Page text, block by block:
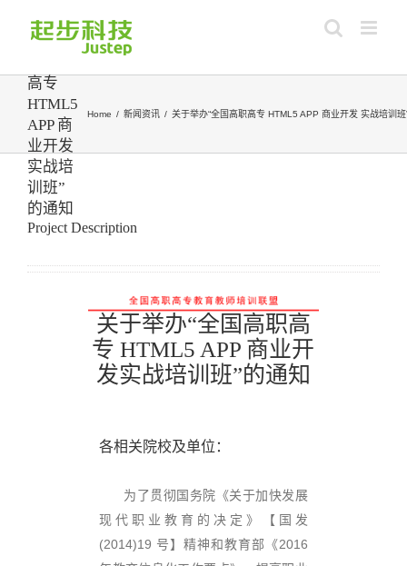
关于举
办“全
高专
HTML5
APP 商
业开发
实战培
训班”
的通知
Home / 新闻资讯 / 关于举办“全国高职高专 HTML5 APP 商业开发 实战培训班
View
Larger
Image
Project Description
关于举办“全国高职高
专 HTML5 APP 商业开
发实战培训班”的通知
各相关院校及单位：
为了贯彻国务院《关于加快发展
现代职业教育的决定》【国发
(2014)19 号】精神和教育部《2016